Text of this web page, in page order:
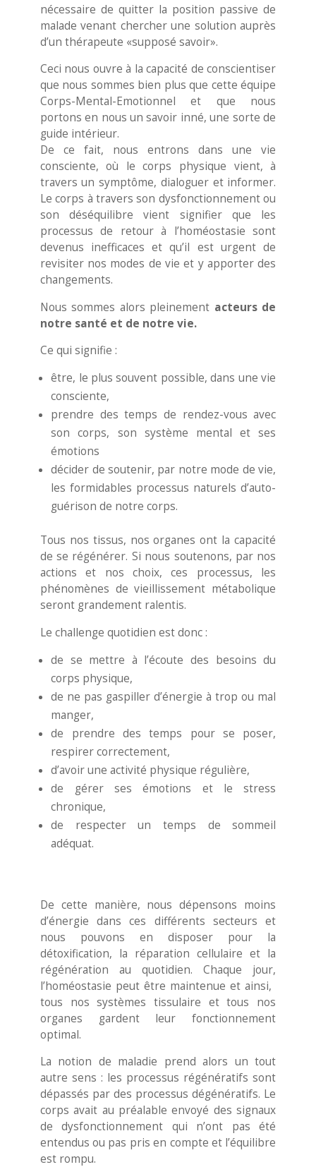
nécessaire de quitter la position passive de
malade venant chercher une solution auprès
d’un thérapeute «supposé savoir».
Ceci nous ouvre à la capacité de conscientiser
que nous sommes bien plus que cette équipe
Corps-Mental-Emotionnel et que nous
portons en nous un savoir inné, une sorte de
guide intérieur.
De ce fait, nous entrons dans une vie
consciente, où le corps physique vient, à
travers un symptôme, ​dialoguer et informer.
Le corps à travers son dysfonctionnement ou
son déséquilibre vient signifier que les
processus de retour à l’homéostasie sont
devenus inefficaces et qu’il est urgent de
revisiter nos modes de vie et y apporter des
changements.
Nous sommes alors pleinement acteurs de
notre santé et de notre vie.
​​Ce qui signifie :
​être, le plus souvent possible, dans une vie
consciente,
prendre des temps de rendez-vous avec
son corps, son système mental et ses
émotions
décider de soutenir, par notre mode de vie,
les formidables processus naturels d’auto-
guérison de notre corps.
Tous nos tissus, nos organes ont la capacité
de se régénérer. Si nous soutenons, par nos
actions et nos choix, ces processus, les
phénomènes de vieillissement métabolique
seront grandement ralentis.
Le challenge quotidien est donc :
de se mettre à l’écoute des besoins du
corps physique,
de ne pas gaspiller d’énergie à trop ou mal
manger,
de prendre des temps pour se poser,
respirer correctement,
d’avoir une activité physique régulière,
de gérer ses émotions et le stress
chronique,
de respecter un temps de sommeil
adéquat.
De cette manière, nous dépensons moins
d’énergie dans ces différents secteurs et
nous pouvons en disposer pour la
détoxification, la réparation cellulaire et la
régénération au quotidien. Chaque jour,
l’homéostasie peut être maintenue et ainsi, ​
tous nos systèmes tissulaire et tous nos
organes gardent leur fonctionnement
optimal.
La notion de maladie prend alors un tout
autre sens : les processus régénératifs sont
dépassés par des processus dégénératifs. Le
corps avait au préalable envoyé des signaux
de dysfonctionnement qui n’ont pas été
entendus ou pas pris en compte et l’équilibre
est rompu.